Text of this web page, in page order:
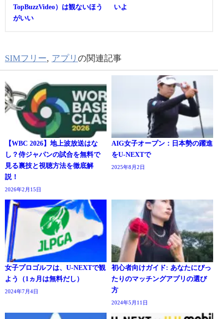
TopBuzzVideo）は観ないほう
がいい
いよ
SIMフリー, アプリ の関連記事
【WBC 2026】地上波放送はな
し？侍ジャパンの試合を無料で
見る裏技と視聴方法を徹底解
説！
2026年2月15日
AIG女子オープン：日本勢の躍進
をU-NEXTで
2025年8月2日
女子プロゴルフは、U-NEXTで観
よう（1ヵ月は無料だし）
2024年7月4日
初心者向けガイド: あなたにぴっ
たりのマッチングアプリの選び
方
2024年5月11日